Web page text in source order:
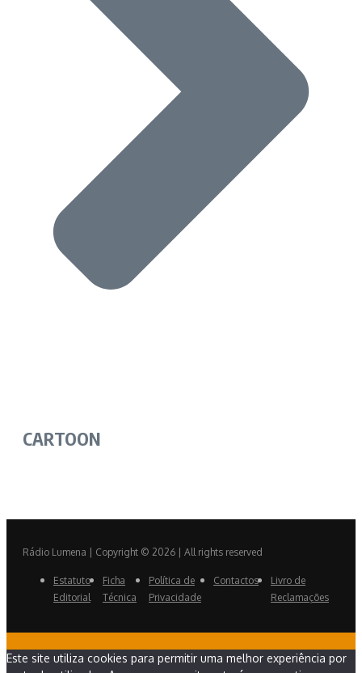
CARTOON
Rádio Lumena | Copyright © 2026 | All rights reserved
Estatuto
Editorial
Ficha
Técnica
Política de
Privacidade
Contactos
Livro de
Reclamações
Este site utiliza cookies para permitir uma melhor experiência por